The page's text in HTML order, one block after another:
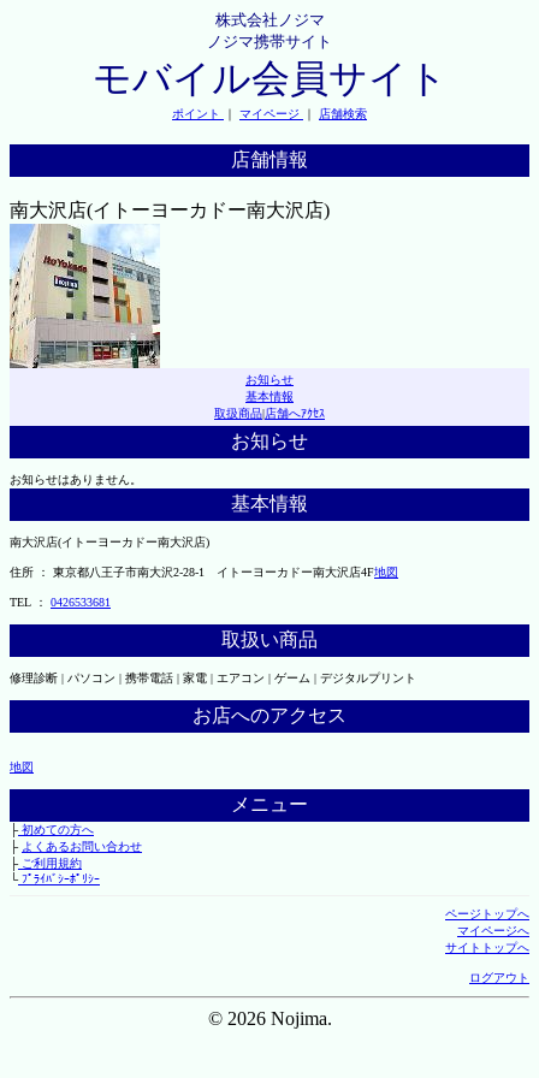
株式会社ノジマ
ノジマ携帯サイト
モバイル会員サイト
ポイント ｜ マイページ ｜ 店舗検索
店舗情報
南大沢店(イトーヨーカドー南大沢店)
お知らせ
基本情報
取扱商品|店舗へｱｸｾｽ
お知らせ
お知らせはありません。
基本情報
南大沢店(イトーヨーカドー南大沢店)
住所 ： 東京都八王子市南大沢2-28-1 イトーヨーカドー南大沢店4F地図
TEL ： 0426533681
取扱い商品
修理診断 | パソコン | 携帯電話 | 家電 | エアコン | ゲーム | デジタルプリント
お店へのアクセス
地図
メニュー
├初めての方へ
├ よくあるお問い合わせ
├ご利用規約
└ﾌﾟﾗｲﾊﾞｼｰﾎﾟﾘｼｰ
ページトップへ
マイページへ
サイトトップへ
ログアウト
© 2026 Nojima.